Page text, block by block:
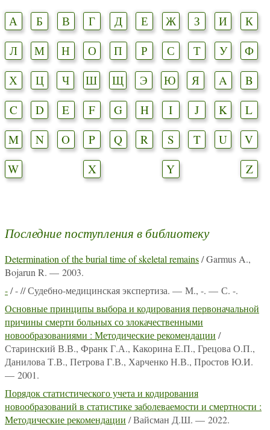
А Б В Г Д Е Ж З И
К
Л
М Н О П Р С Т У
Ф
Х
Ц Ч Ш Щ Э Ю Я A
B
C
D E F G H I J K
L
M
N O P Q R S T U
V
W
X Y Z
Последние поступления в библиотеку
Determination of the burial time of skeletal remains/ Garmus A.,
Bojarun R. — 2003.
-/ - // Судебно-медицинская экспертиза. — М., -. — С. -.
Основные принципы выбора и кодирования первоначальной
причины смерти больных со злокачественными
новообразованиями : Методические рекомендации /
Старинский В.В., Франк Г.А., Какорина Е.П., Грецова О.П.,
Данилова Т.В., Петрова Г.В., Харченко Н.В., Простов Ю.И.
— 2001.
Порядок статистического учета и кодирования
новообразований в статистике заболеваемости и смертности :
Методические рекомендации / Вайсман Д.Ш. — 2022.